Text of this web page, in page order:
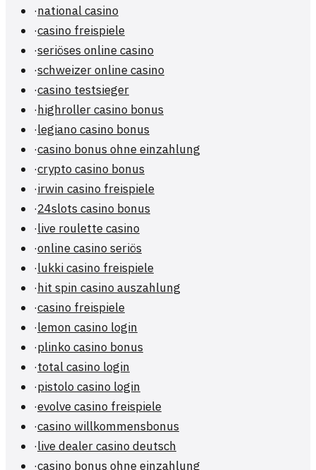
·national casino
·casino freispiele
·seriöses online casino
·schweizer online casino
·casino testsieger
·highroller casino bonus
·legiano casino bonus
·casino bonus ohne einzahlung
·crypto casino bonus
·irwin casino freispiele
·24slots casino bonus
·live roulette casino
·online casino seriös
·lukki casino freispiele
·hit spin casino auszahlung
·casino freispiele
·lemon casino login
·plinko casino bonus
·total casino login
·pistolo casino login
·evolve casino freispiele
·casino willkommensbonus
·live dealer casino deutsch
·casino bonus ohne einzahlung